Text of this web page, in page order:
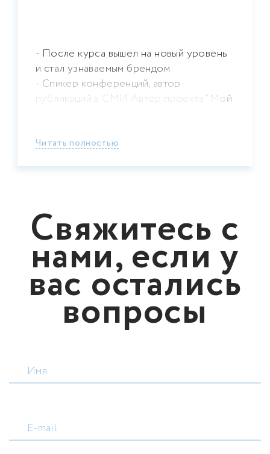
- После курса вышел на новый уровень
и стал узнаваемым брендом
- Спикер конференций, автор
публикаций в СМИ Автор проекта “Мой
Читать полностью
Свяжитесь с
нами, если у
вас остались
вопросы
Имя
E-mail